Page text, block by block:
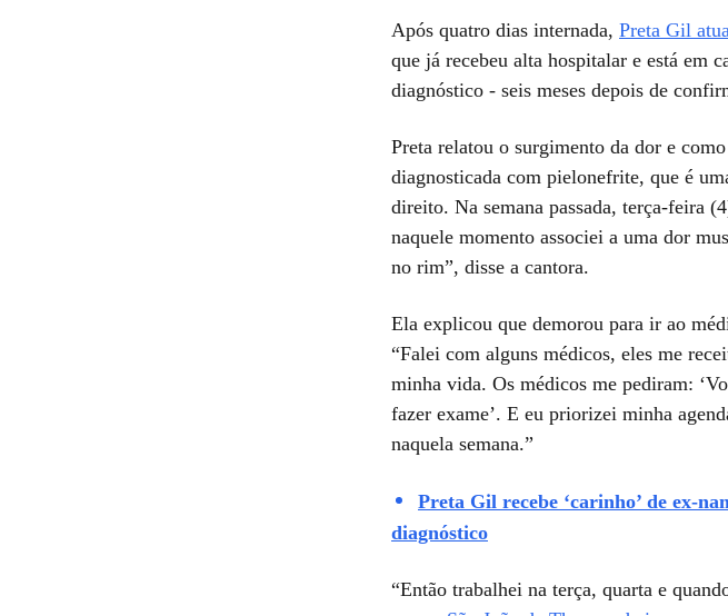
Após quatro dias internada, Preta Gil
que já recebeu alta hospitalar e está em
diagnóstico - seis meses depois de
Preta relatou o surgimento da dor e
diagnosticada com pielonefrite, que é
direito. Na semana passada, terça-feira
naquele momento associei a uma dor
no rim”, disse a cantora.
Ela explicou que demorou para ir ao
“Falei com alguns médicos, eles me
minha vida. Os médicos me pediram:
fazer exame’. E eu priorizei minha
naquela semana.”
Preta Gil recebe ‘carinho’ de ex-
diagnóstico
“Então trabalhei na terça, quarta e